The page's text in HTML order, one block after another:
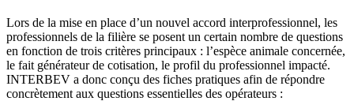
Lors de la mise en place d’un nouvel accord interprofessionnel, les
professionnels de la filière se posent un certain nombre de questions
en fonction de trois critères principaux : l’espèce animale concernée,
le fait générateur de cotisation, le profil du professionnel impacté.
INTERBEV a donc conçu des fiches pratiques afin de répondre
concrètement aux questions essentielles des opérateurs :